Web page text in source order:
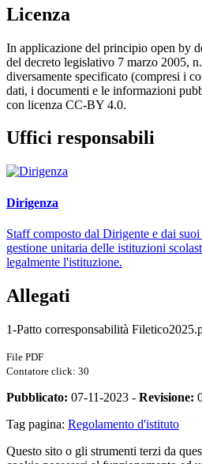
Licenza
In applicazione del principio open by
del decreto legislativo 7 marzo 2005,
diversamente specificato (compresi i
dati, i documenti e le informazioni
con licenza CC-BY 4.0.
Uffici responsabili
Dirigenza
Staff composto dal Dirigente e dai
gestione unitaria delle istituzioni
legalmente l'istituzione.
Allegati
1-Patto corresponsabilità
File PDF
Contatore click: 30
Pubblicato: 07-11-2023 - Revisione:
Tag pagina: Regolamento d'istituto
Questo sito o gli strumenti terzi da